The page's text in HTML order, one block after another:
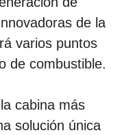
de la
varios puntos
de combustible.
cabina más
solución única